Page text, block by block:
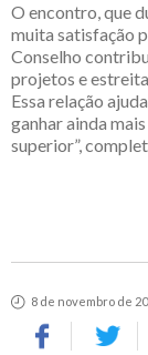
O encontro, que
muita satisfação
Conselho
projetos e
Essa relação
ganhar ainda
superior”,
8 de novembro de